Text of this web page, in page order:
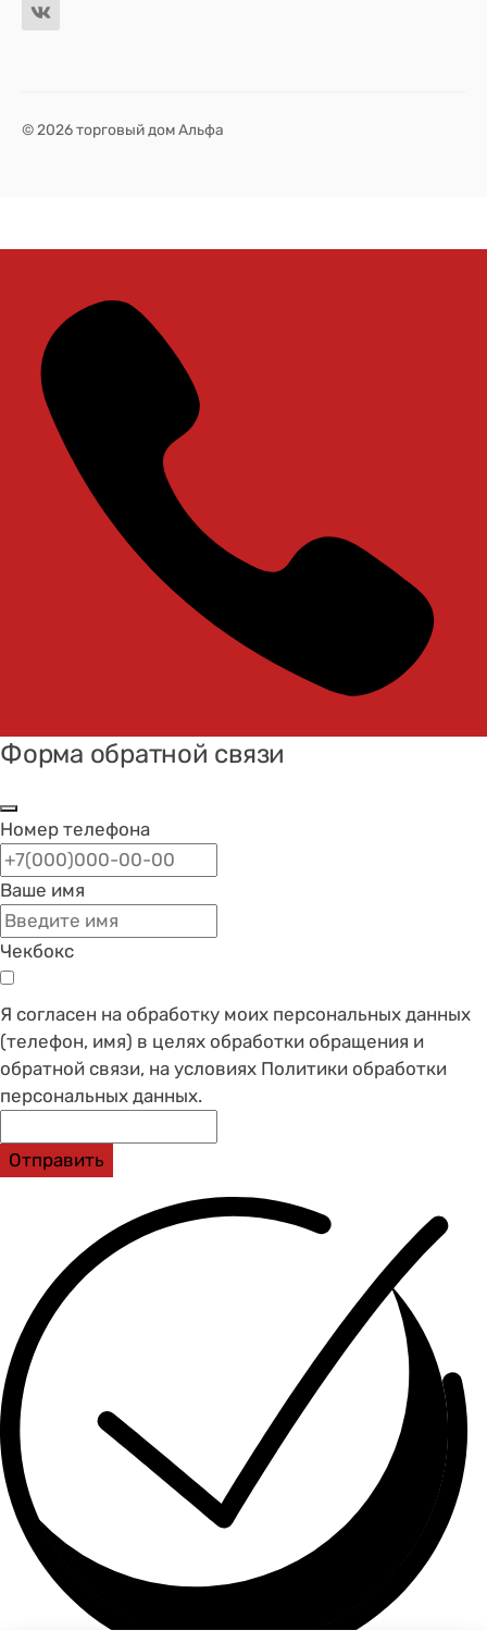
© 2026 торговый дом Альфа
Форма обратной связи
Номер телефона
Ваше имя
Чекбокс
Я согласен на обработку моих персональных данных
(телефон, имя) в целях обработки обращения и
обратной связи, на условиях Политики обработки
персональных данных.
Отправить